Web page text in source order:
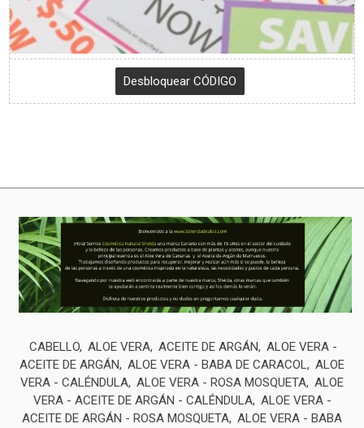
CABELLO ALOE VERA ACEITE DE ARGÁN
ALOE VERA -
ACEITE DE ARGÁN
ALOE VERA - BABA DE CARACOL ALOE
VERA - CALÉNDULA ALOE VERA - ROSA MOSQUETA ALOE
VERA - ACEITE DE ARGÁN - CALÉNDULA ALOE VERA -
ACEITE DE ARGÁN - ROSA MOSQUETA ALOE VERA - BABA